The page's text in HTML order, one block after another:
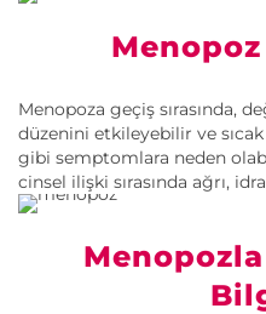
Menopoza geçiş sırasında,
düzenini etkileyebilir ve
gibi semptomlara neden
cinsel ilişki sırasında ağrı,